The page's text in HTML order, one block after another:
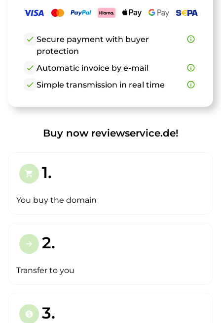
check Secure payment with buyer
protection
info_outline
check Automatic invoice by e-mail
info_outline
check Simple transmission in real time info_outline
Buy now reviewservice.de!
shopping_cart 1.
You buy the domain
arrow_forward 2.
Transfer to you
paid 3.